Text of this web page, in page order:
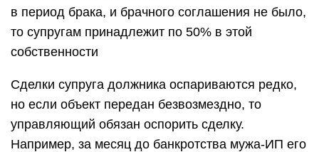
в период брака, и брачного соглашения не было,
то супругам принадлежит по 50% в этой
собственности
Сделки супруга должника оспариваются редко,
но если объект передан безвозмездно, то
управляющий обязан оспорить сделку.
Например, за месяц до банкротства мужа-ИП его